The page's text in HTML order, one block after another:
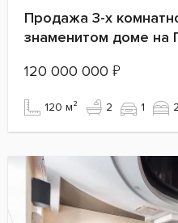
Продажа 3-х
знаменитом доме на
120 000 000 ₽
120 м² 2 1 2